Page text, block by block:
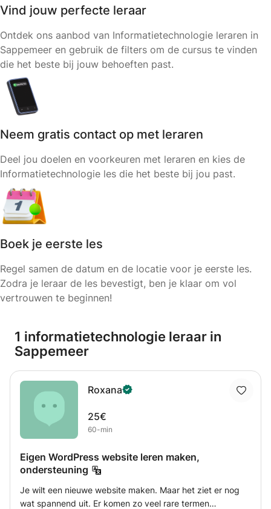
Vind jouw perfecte leraar
Ontdek ons aanbod van Informatietechnologie leraren in
Sappemeer en gebruik de filters om de cursus te vinden
die het beste bij jouw behoeften past.
Neem gratis contact op met leraren
Deel jou doelen en voorkeuren met leraren en kies de
Informatietechnologie les die het beste bij jou past.
Boek je eerste les
Regel samen de datum en de locatie voor je eerste les.
Zodra je leraar de les bevestigt, ben je klaar om vol
vertrouwen te beginnen!
1 informatietechnologie leraar in
Sappemeer
Roxana
25€
60-min
Eigen WordPress website leren maken,
ondersteuning
Je wilt een nieuwe website maken. Maar het ziet er nog
wat spannend uit. Er komen zo veel rare termen